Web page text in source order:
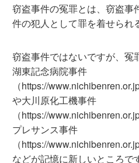
窃盗事件の冤罪とは、窃盗事
件の犯人として罪を着せられ
窃盗事件ではないですが、冤
湖東記念病院事件
（https://
や大川原化工機事件
（https://
プレサンス事件
（https://
などが記憶に新しいところで